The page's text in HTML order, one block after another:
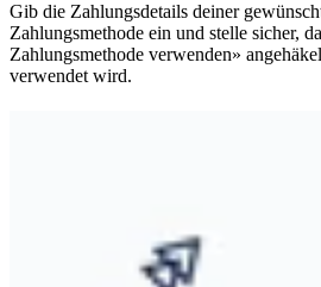
Gib die Zahlungsdetails deiner
Zahlungsmethode ein und stelle sicher,
Zahlungsmethode verwenden»
verwendet wird.